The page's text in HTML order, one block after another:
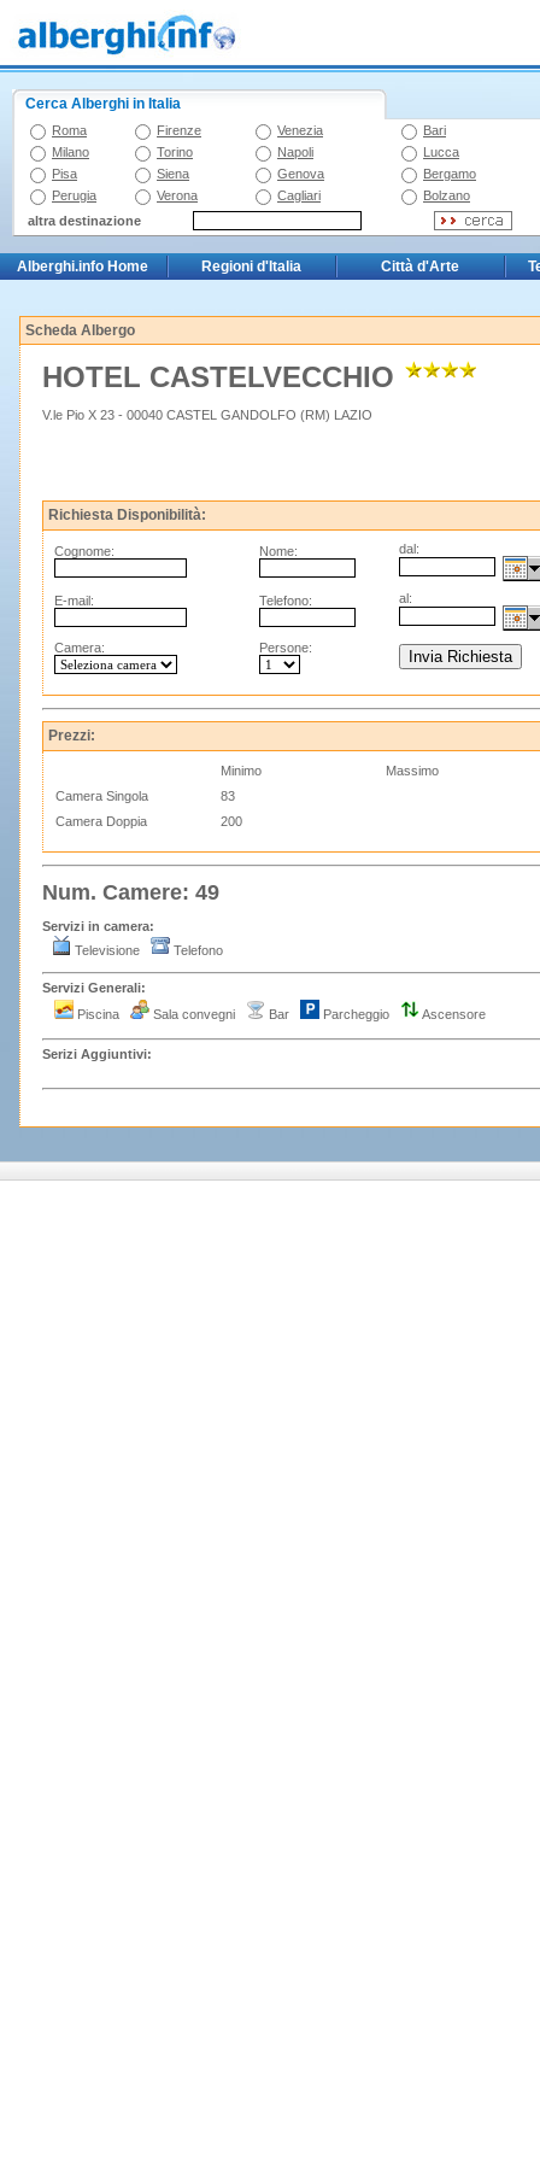
Cerca Alberghi in Italia
Roma Firenze Venezia
Bari
Milano
Torino Napoli
Lucca
Pisa
Siena Genova
Bergamo
Perugia
Verona Cagliari
Bolzano
altra destinazione
Alberghi.info Home Regioni d'Italia Città d'Arte
Scheda Albergo
HOTEL CASTELVECCHIO
V.le Pio X 23 - 00040 CASTEL GANDOLFO (RM) LAZIO
Richiesta Disponibilità:
Cognome: Nome: dal:
E-mail: Telefono: al:
Camera: Persone:
Prezzi:
Minimo
Massimo
Camera Singola
83
Camera Doppia
200
Num. Camere: 49
Servizi in camera:
Televisione
Telefono
Servizi Generali:
Piscina
Sala convegni Bar Parcheggio Ascensore
Serizi Aggiuntivi: